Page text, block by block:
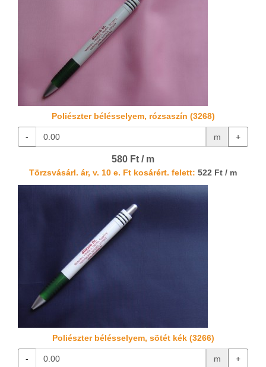
Poliészter bélésselyem, rózsaszín (3268)
- m +
580 Ft / m
Törzsvásárl. ár, v. 10 e. Ft kosárért. felett: 522 Ft / m
Poliészter bélésselyem, sötét kék (3266)
- m +